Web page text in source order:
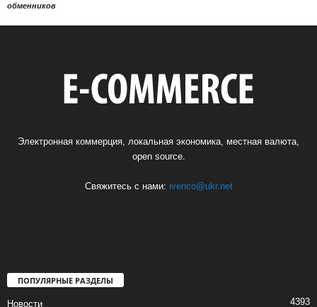
обменников
Электронная коммерция, локальная экономика, местная валюта,
open source.
Свяжитесь с нами: ivenco@ukr.net
ПОПУЛЯРНЫЕ РАЗДЕЛЫ
Новости 4393